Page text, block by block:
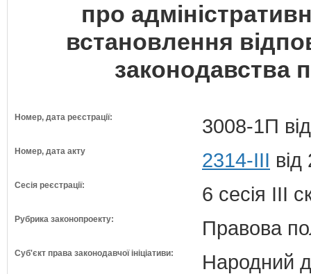
про
встановлення
законодавства
Номер, дата реєстрації: 3008-1П
Номер, дата акту 2314-III
Сесія реєстрації: 6 сесія III
Рубрика законопроекту: Правова
Суб'єкт права законодавчої ініціативи: Народний